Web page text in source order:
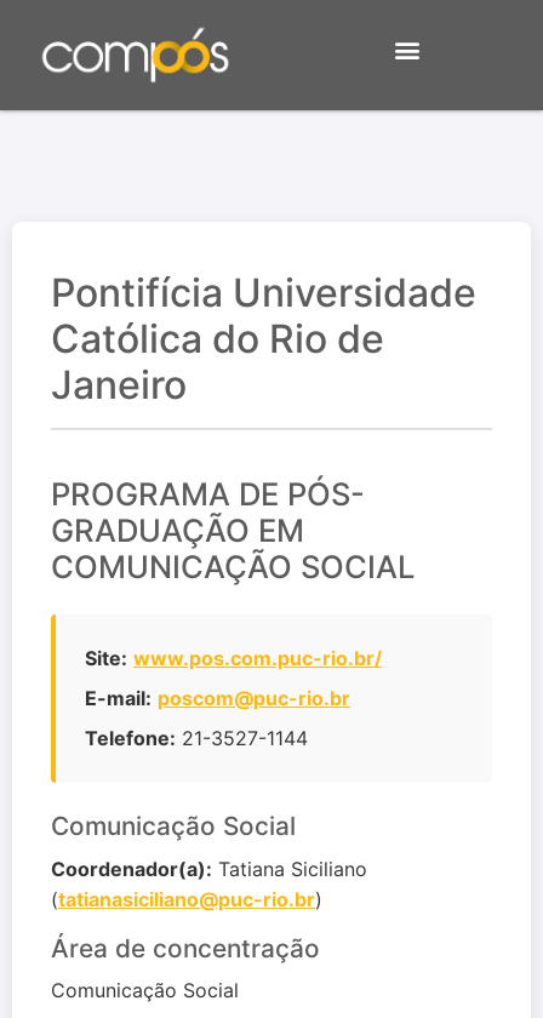
Pontifícia Universidade
Católica do Rio de
Janeiro
PROGRAMA DE PÓS-
GRADUAÇÃO EM
COMUNICAÇÃO SOCIAL
Site: www.pos.com.puc-rio.br/
E-mail: poscom@puc-rio.br
Telefone: 21-3527-1144
Comunicação Social
Coordenador(a): Tatiana Siciliano
(tatianasiciliano@puc-rio.br)
Área de concentração
Comunicação Social